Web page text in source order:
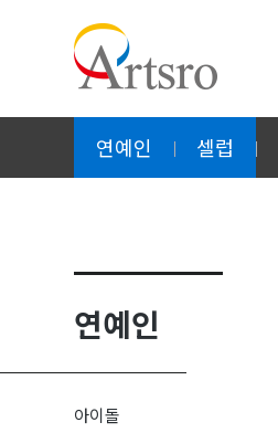
연예인 셀럽
연예인
아이돌